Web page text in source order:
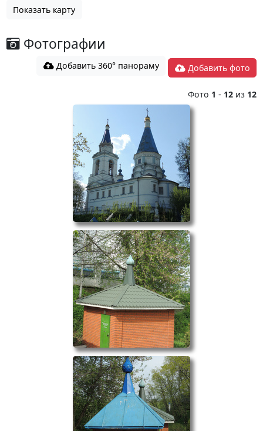
Показать карту
Фотографии
Добавить 360° панораму Добавить фото
Фото 1 - 12 из 12